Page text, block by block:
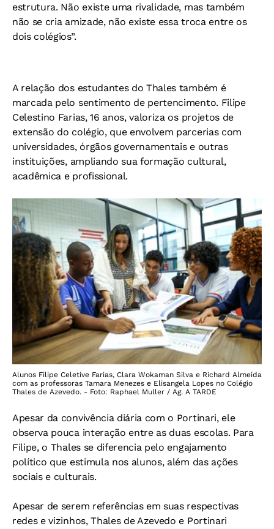
estrutura. Não existe uma rivalidade, mas também
não se cria amizade, não existe essa troca entre os
dois colégios”.
A relação dos estudantes do Thales também é
marcada pelo sentimento de pertencimento. Filipe
Celestino Farias, 16 anos, valoriza os projetos de
extensão do colégio, que envolvem parcerias com
universidades, órgãos governamentais e outras
instituições, ampliando sua formação cultural,
acadêmica e profissional.
Alunos Filipe Celetive Farias, Clara Wokaman Silva e Richard Almeida
com as professoras Tamara Menezes e Elisangela Lopes no Colégio
Thales de Azevedo. - Foto: Raphael Muller / Ag. A TARDE
Apesar da convivência diária com o Portinari, ele
observa pouca interação entre as duas escolas. Para
Filipe, o Thales se diferencia pelo engajamento
político que estimula nos alunos, além das ações
sociais e culturais.
Apesar de serem referências em suas respectivas
redes e vizinhos, Thales de Azevedo e Portinari